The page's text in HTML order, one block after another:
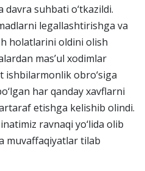
suhbati o‘tkazildi.
legallashtirishga va
holatlarini oldini olish
mas’ul xodimlar
ishbilarmonlik obro‘siga
har qanday xavflarni
etishga kelishib olindi.
ravnaqi yo‘lida olib
muvaffaqiyatlar tilab